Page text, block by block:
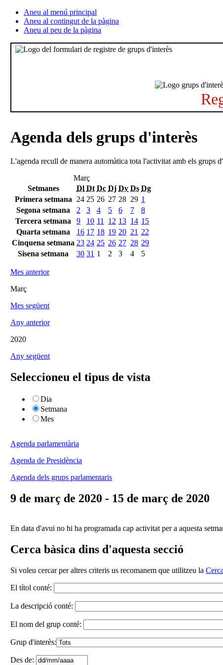
Aneu al menú principal
Aneu al contingut de la pàgina
Aneu al peu de la pàgina
Agenda dels grups d'interès
L'agenda recull de manera automàtica tota l'activitat amb els grups
Març
Setmanes
Dl Dt Dc Dj Dv Ds Dg
Primera setmana
24 25 26 27 28 29 1
Segona setmana
2 3 4 5 6 7
8
Tercera setmana
9 10 11 12 13 14 15
Quarta setmana
16 17 18 19 20 21 22
Cinquena setmana 23 24 25 26 27 28 29
Sisena setmana
30 31 1 2 3 4 5
Mes anterior
Març
Mes següent
Any anterior
2020
Any següent
Seleccioneu el tipus de vista
Dia
Setmana
Mes
Agenda parlamentària
Agenda de Presidència
Agenda dels grups parlamentaris
9 de març de 2020 - 15 de març de 2020
En data d'avui no hi ha programada cap activitat per a aquesta
Cerca bàsica dins d'aquesta secció
Si voleu cercar per altres criteris us recomanem que utilitzeu la
El títol conté:
La descripció conté:
El nom del grup conté:
Grup d'interès:
Des de: